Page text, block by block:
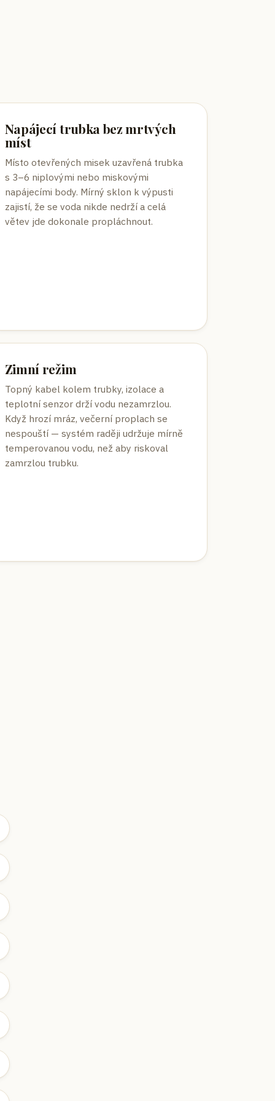
Napájecí trubka bez mrtvých
míst
Místo otevřených misek uzavřená trubka
s 3–6 niplovými nebo miskovými
napájecími body. Mírný sklon k výpusti
zajistí, že se voda nikde nedrží a celá
větev jde dokonale propláchnout.
Zimní režim
Topný kabel kolem trubky, izolace a
teplotní senzor drží vodu nezamrzlou.
Když hrozí mráz, večerní proplach se
nespouští — systém raději udržuje mírně
temperovanou vodu, než aby riskoval
zamrzlou trubku.